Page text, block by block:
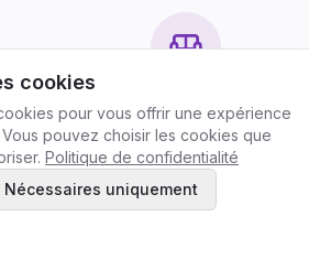
tout
avez
Entièrement meublé
Du fonctionnel au haut de
gamme – mobilier adapté à
vos besoins et budget
cookies
pour vous offrir une expérience
pouvez choisir les cookies que
Politique de confidentialité
Nécessaires uniquement